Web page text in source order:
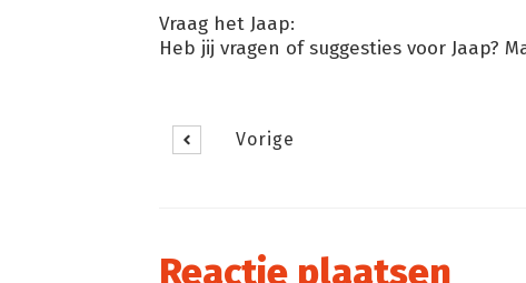
Vraag het Jaap:
Heb jij vragen of suggesties voor Jaap?
Vorige
Reactie plaatsen